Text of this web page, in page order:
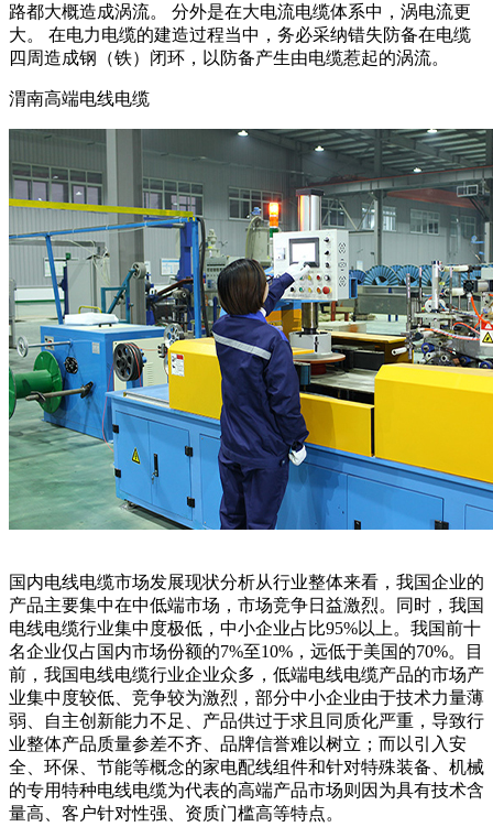
路都大概造成涡流。 分外是在大电流电缆体系中，涡电流更
大。 在电力电缆的建造过程当中，务必采纳错失防备在电缆
四周造成钢（铁）闭环，以防备产生由电缆惹起的涡流。
渭南高端电线电缆
国内电线电缆市场发展现状分析从行业整体来看，我国企业的
产品主要集中在中低端市场，市场竞争日益激烈。同时，我国
电线电缆行业集中度极低，中小企业占比95%以上。我国前十
名企业仅占国内市场份额的7%至10%，远低于美国的70%。目
前，我国电线电缆行业企业众多，低端电线电缆产品的市场产
业集中度较低、竞争较为激烈，部分中小企业由于技术力量薄
弱、自主创新能力不足、产品供过于求且同质化严重，导致行
业整体产品质量参差不齐、品牌信誉难以树立；而以引入安
全、环保、节能等概念的家电配线组件和针对特殊装备、机械
的专用特种电线电缆为代表的高端产品市场则因为具有技术含
量高、客户针对性强、资质门槛高等特点。